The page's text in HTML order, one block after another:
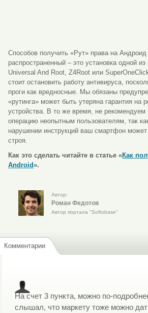
Способов получить «Рут» права на
распространенный – это установка одной
Universal And Root, Z4Root или
стоит остановить работу антивируса,
проги как вредносные. Мы обязаны
«рутинга» может быть утеряна гарантия на
устройства. В то же время, не
операцию неопытным пользователям, так
нарушении инструкций ваш смартфон может
строя.
Как это сделать читайте в статье«Как
Android».
Автор:
Роман Федотов
Автор портала "Softobase"
Комментарии
На счет 3 пункта, можно по-
слышал, что маркету тоже можно